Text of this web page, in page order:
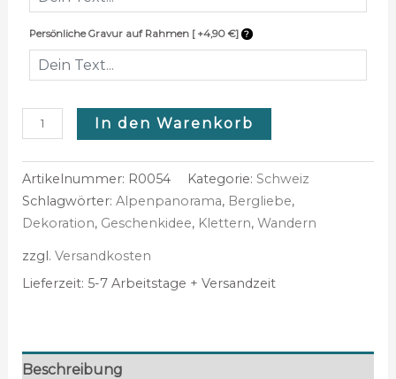
Persönliche Gravur auf Rahmen [ +4,90 €]
In den Warenkorb
Artikelnummer: R0054 Kategorie: Schweiz
Schlagwörter: Alpenpanorama, Bergliebe,
Dekoration, Geschenkidee, Klettern, Wandern
zzgl. Versandkosten
Lieferzeit: 5-7 Arbeitstage + Versandzeit
Beschreibung